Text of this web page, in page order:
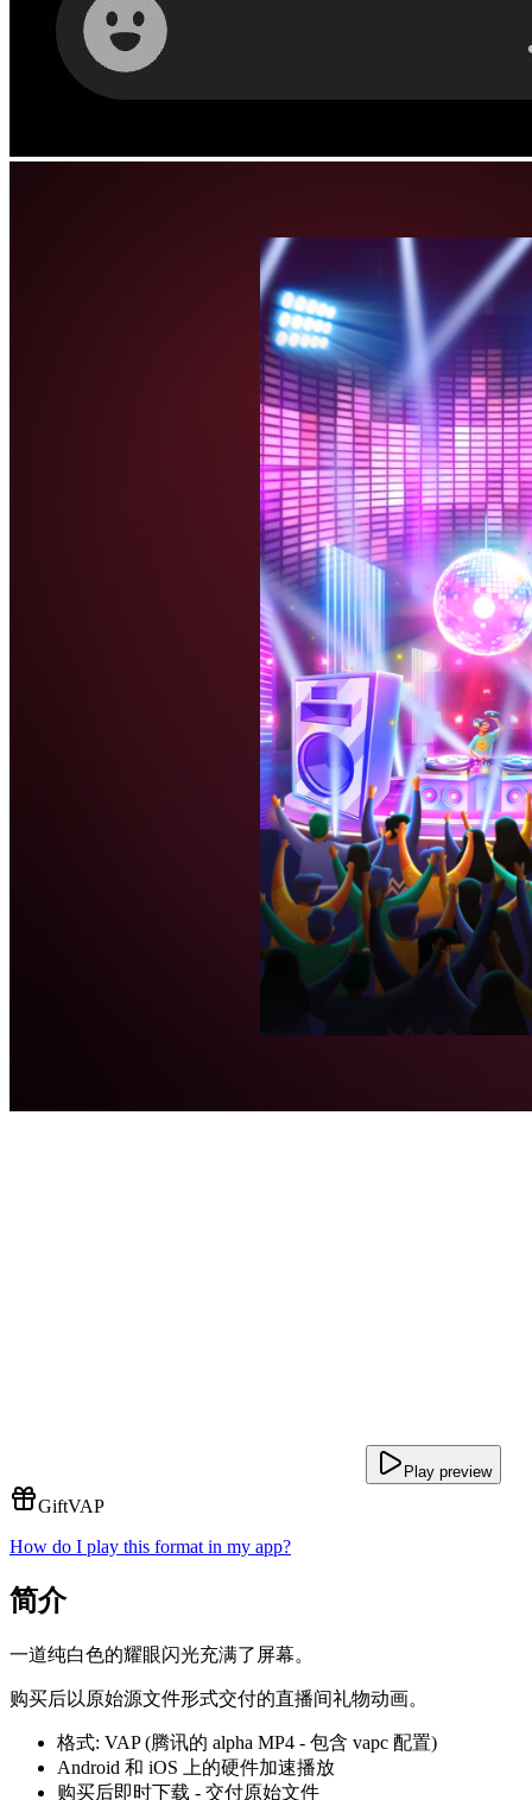
Play preview
GiftVAP
How do I play this format in my app?
简介
一道纯白色的耀眼闪光充满了屏幕。
购买后以原始源文件形式交付的直播间礼物动画。
格式: VAP (腾讯的 alpha MP4 - 包含 vapc 配置)
Android 和 iOS 上的硬件加速播放
购买后即时下载 - 交付原始文件